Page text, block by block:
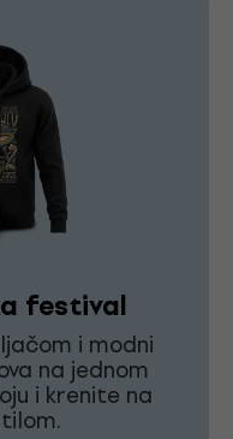
festival
i modni
na jednom
i krenite na